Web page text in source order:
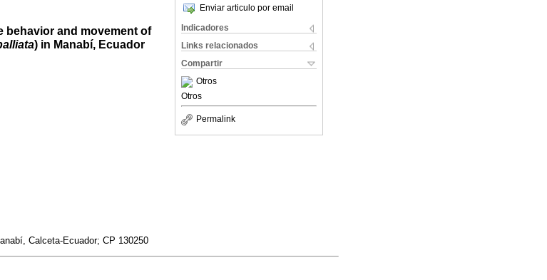
Enviar articulo por email
Indicadores
Links relacionados
Compartir
Otros
Otros
Permalink
behavior and movement of
) in Manabí, Ecuador
Calceta-Ecuador; CP 130250